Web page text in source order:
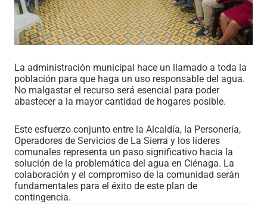
La administración municipal hace un llamado a toda la
población para que haga un uso responsable del agua.
No malgastar el recurso será esencial para poder
abastecer a la mayor cantidad de hogares posible.
Este esfuerzo conjunto entre la Alcaldía, la Personería,
Operadores de Servicios de La Sierra y los líderes
comunales representa un paso significativo hacia la
solución de la problemática del agua en Ciénaga. La
colaboración y el compromiso de la comunidad serán
fundamentales para el éxito de este plan de
contingencia.